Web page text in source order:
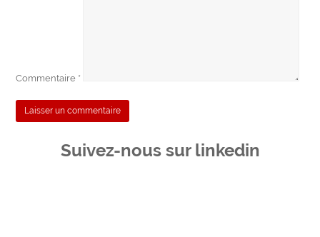
Commentaire *
Suivez-nous sur linkedin